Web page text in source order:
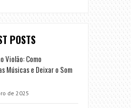
POSTS
Violão: Como
Músicas e Deixar o Som
de 2025